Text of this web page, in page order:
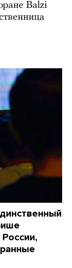
Balzi